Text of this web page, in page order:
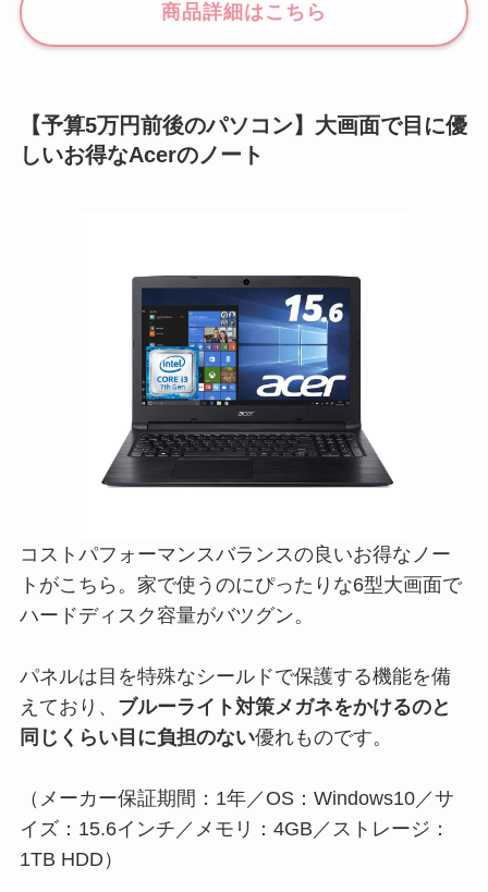
商品詳細はこちら
【予算5万円前後のパソコン】大画面で目に優
しいお得なAcerのノート
コストパフォーマンスバランスの良いお得なノー
トがこちら。家で使うのにぴったりな6型大画面で
ハードディスク容量がバツグン。
パネルは目を特殊なシールドで保護する機能を備
えており、 ブルーライト対策メガネをかけるのと
同じくらい目に負担のない優れものです。
（メーカー保証期間：1年／OS：Windows10／サ
イズ：15.6インチ／メモリ：4GB／ストレージ：
1TB HDD）